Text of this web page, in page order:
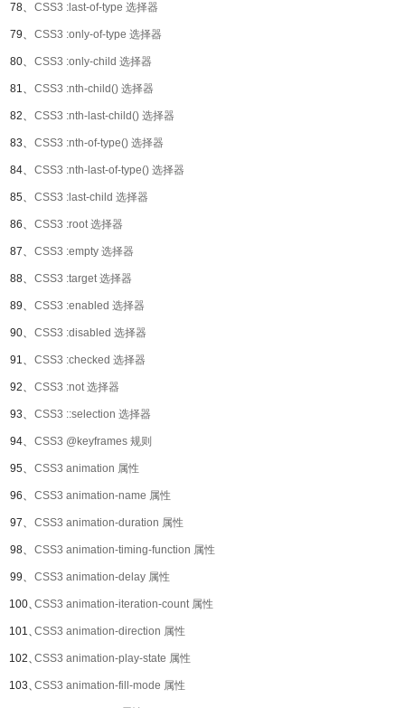
78、 CSS3 :last-of-type 选择器
79、 CSS3 :only-of-type 选择器
80、 CSS3 :only-child 选择器
81、 CSS3 :nth-child() 选择器
82、 CSS3 :nth-last-child() 选择器
83、 CSS3 :nth-of-type() 选择器
84、 CSS3 :nth-last-of-type() 选择器
85、 CSS3 :last-child 选择器
86、 CSS3 :root 选择器
87、 CSS3 :empty 选择器
88、 CSS3 :target 选择器
89、 CSS3 :enabled 选择器
90、 CSS3 :disabled 选择器
91、 CSS3 :checked 选择器
92、 CSS3 :not 选择器
93、 CSS3 ::selection 选择器
94、 CSS3 @keyframes 规则
95、 CSS3 animation 属性
96、 CSS3 animation-name 属性
97、 CSS3 animation-duration 属性
98、 CSS3 animation-timing-function 属性
99、 CSS3 animation-delay 属性
100、CSS3 animation-iteration-count 属性
101、CSS3 animation-direction 属性
102、CSS3 animation-play-state 属性
103、CSS3 animation-fill-mode 属性